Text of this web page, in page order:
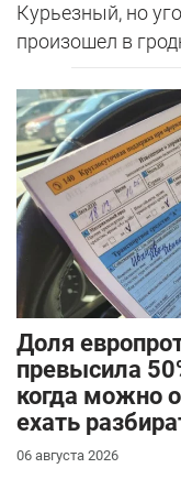
Курьезный, но
произошел в
Доля
превысила
когда можно
ехать
06 августа 2026